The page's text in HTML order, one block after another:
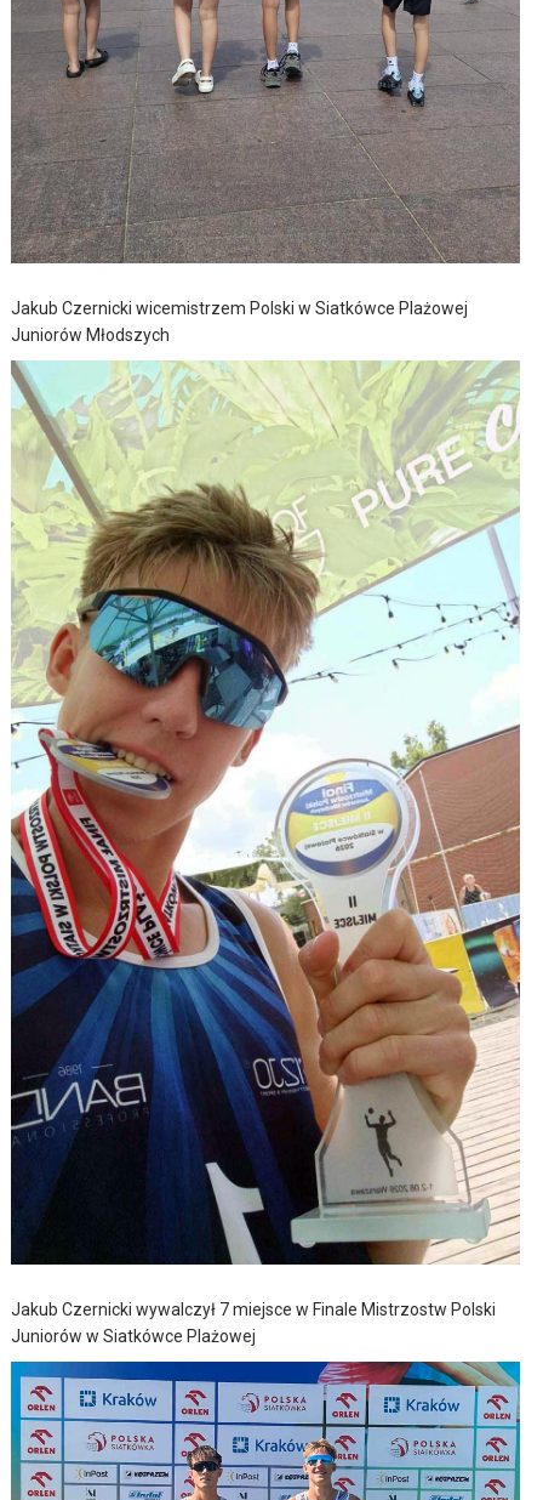
Jakub Czernicki wicemistrzem Polski w Siatkówce Plażowej
Juniorów Młodszych
Jakub Czernicki wywalczył 7 miejsce w Finale Mistrzostw Polski
Juniorów w Siatkówce Plażowej